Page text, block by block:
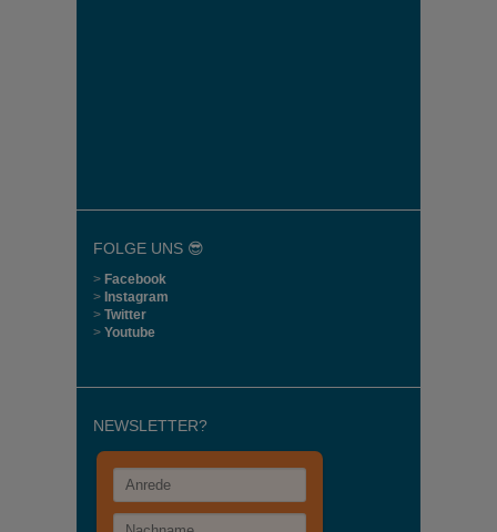
FOLGE UNS 😎
> Facebook
> Instagram
> Twitter
> Youtube
NEWSLETTER?